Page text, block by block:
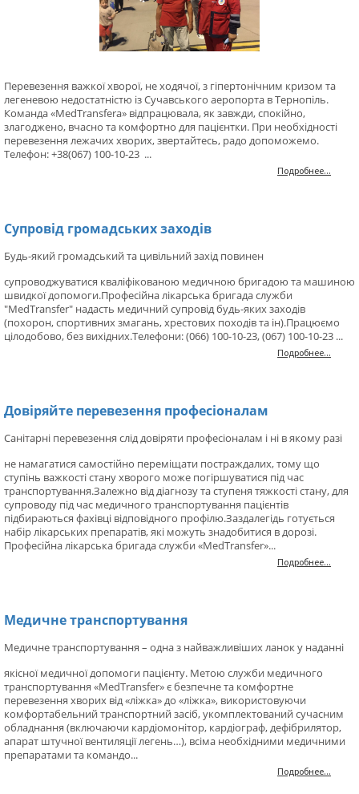
Перевезення важкої хворої, не ходячої, з гіпертонічним кризом та
легеневою недостатністю із Сучавського аеропорта в Тернопіль.
Команда «MedTransfera» відпрацювала, як завжди, спокійно,
злагоджено, вчасно та комфортно для пацієнтки. При необхідності
перевезення лежачих хворих, звертайтесь, радо допоможемо.
Телефон: +38(067) 100-10-23 ...
Подробнее...
Супровід громадських заходів
Будь-який громадський та цивільний захід повинен
супроводжуватися кваліфікованою медичною бригадою та машиною
швидкої допомоги.Професійна лікарська бригада служби
"MedTransfer" надасть медичний супровід будь-яких заходів
(похорон, спортивних змагань, хрестових походів та ін).Працюємо
цілодобово, без вихідних.Телефони: (066) 100-10-23, (067) 100-10-23 ...
Подробнее...
Довіряйте перевезення професіоналам
Санітарні перевезення слід довіряти професіоналам і ні в якому разі
не намагатися самостійно переміщати постраждалих, тому що
ступінь важкості стану хворого може погіршуватися під час
транспортування.Залежно від діагнозу та ступеня тяжкості стану, для
супроводу під час медичного транспортування пацієнтів
підбираються фахівці відповідного профілю.Заздалегідь готується
набір лікарських препаратів, які можуть знадобитися в дорозі.
Професійна лікарська бригада служби «MedTransfer»...
Подробнее...
Медичне транспортування
Медичне транспортування – одна з найважливіших ланок у наданні
якісної медичної допомоги пацієнту. Метою служби медичного
транспортування «MedTransfer» є безпечне та комфортне
перевезення хворих від «ліжка» до «ліжка», використовуючи
комфортабельний транспортний засіб, укомплектований сучасним
обладнання (включаючи кардіомонітор, кардіограф, дефібрилятор,
апарат штучної вентиляції легень…), всіма необхідними медичними
препаратами та командо...
Подробнее...